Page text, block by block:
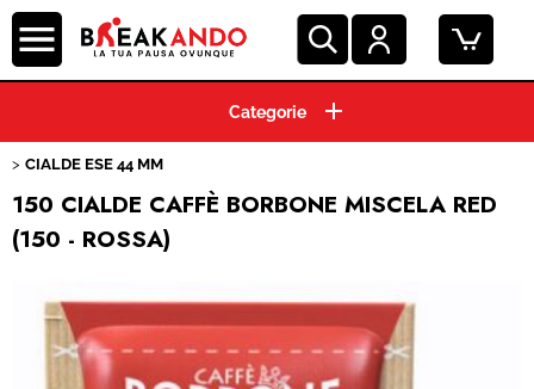
HOME
MACCHINE ESPRESSO
BEVANDE E SOLUBILI
CIALDE ESE 44 MM
150 CIALDE CAFFÈ BORBONE MISCELA RED
(150 - ROSSA)